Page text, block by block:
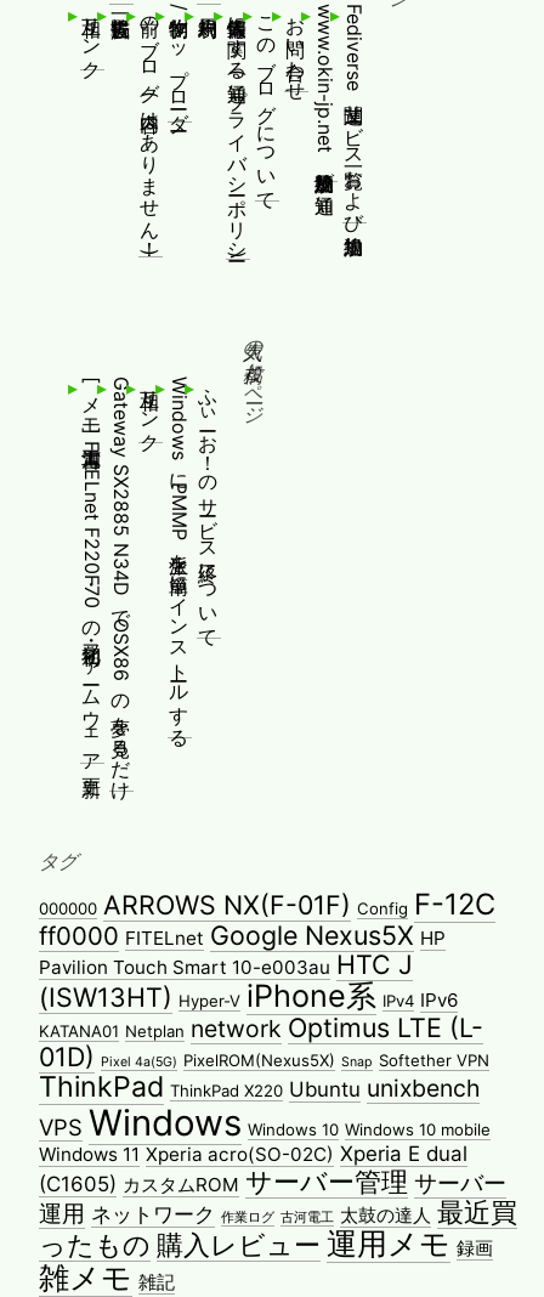
Fediverse関連サービス一覧および追加規約
www.okin-jp.net 追加規約及び通知
お問い合わせ
このブログについて
個人情報等に関する通知(プライバシーポリシー)
制作物/アップローダー
前のブログ(内容はありません！)
相互リンク
人気の投稿とページ
ふぃーお！のサービス終了について
WindowsにPMMP派生を簡単にインストールする
相互リンク
Gateway SX2885 N34DでOSX86の夢を見るだけ
[メモ]古河電工 FITELnet F220・F70の初期化・ファームウェア更新
タグ
000000 ARROWS NX(F-01F) Config F-12C
ff0000 FITELnet Google Nexus5X HP
Pavilion Touch Smart 10-e003au HTC J
(ISW13HT) Hyper-V iPhone系 IPv4 IPv6
KATANA01 Netplan network Optimus LTE (L-
01D)
Pixel 4a(5G) PixelROM(Nexus5X) Snap Softether VPN
ThinkPad ThinkPad X220 Ubuntu unixbench
VPS Windows Windows 10 Windows 10 mobile
Windows 11 Xperia acro(SO-02C) Xperia E dual
(C1605) カスタムROM サーバー管理 サーバー
運用 ネットワーク 作業ログ 古河電工 太鼓の達人 最近買
ったもの 購入レビュー 運用メモ 録画
雑メモ 雑記